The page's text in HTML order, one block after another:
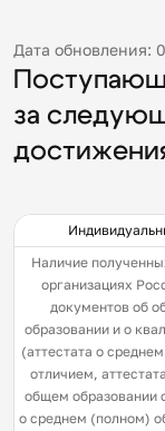
Дата обновления:
за
Наличие
организациях
документов об
образовании и о
(аттестата о
отличием,
общем образовании
о среднем (полном)